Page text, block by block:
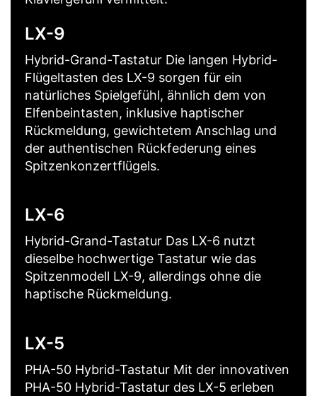
LX-9
Hybrid-Grand-Tastatur Die langen Hybrid-
Flügeltasten des LX-9 sorgen für ein
natürliches Spielgefühl, ähnlich dem von
Elfenbeintasten, inklusive haptischer
Rückmeldung, gewichtetem Anschlag und
der authentischen Rückfederung eines
Spitzenkonzertflügels.
LX-6
Hybrid-Grand-Tastatur Das LX-6 nutzt
dieselbe hochwertige Tastatur wie das
Spitzenmodell LX-9, allerdings ohne die
haptische Rückmeldung.
LX-5
PHA-50 Hybrid-Tastatur Mit der innovativen
PHA-50 Hybrid-Tastatur des LX-5 erleben